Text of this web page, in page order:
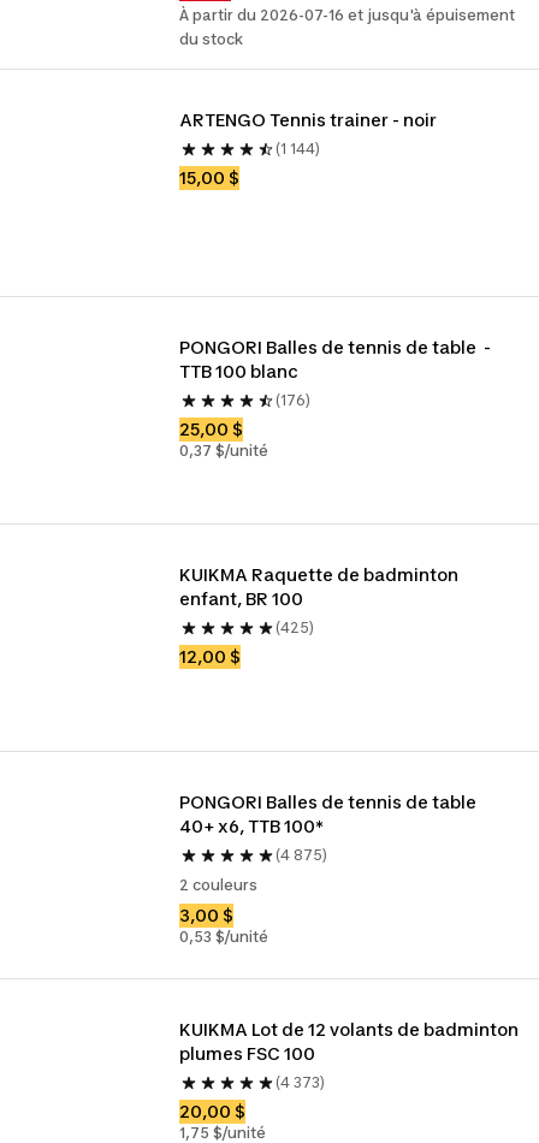
À partir du 2026-07-16 et jusqu'à épuisement
du stock
ARTENGO Tennis trainer - noir
(1 144)
15,00 $
PONGORI Balles de tennis de table  -
TTB 100 blanc
(176)
25,00 $
0,37 $/unité
KUIKMA Raquette de badminton
enfant, BR 100
(425)
12,00 $
PONGORI Balles de tennis de table
40+ x6, TTB 100*
(4 875)
2 couleurs
3,00 $
0,53 $/unité
KUIKMA Lot de 12 volants de badminton
plumes FSC 100
(4 373)
20,00 $
1,75 $/unité